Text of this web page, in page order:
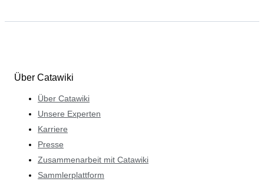
Über Catawiki
Über Catawiki
Unsere Experten
Karriere
Presse
Zusammenarbeit mit Catawiki
Sammlerplattform